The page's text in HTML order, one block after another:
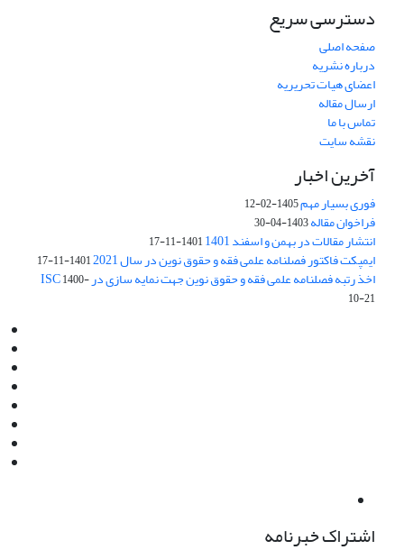
دسترسی سریع
صفحه اصلی
درباره نشریه
اعضای هیات تحریریه
ارسال مقاله
تماس با ما
نقشه سایت
آخرین اخبار
فوری بسیار مهم1405-02-12
فراخوان مقاله1403-04-30
انتشار مقالات در بهمن و اسفند 1401 1401-11-17
ایمپکت فاکتور فصلنامه علمی فقه و حقوق نوین در سال 2021 1401-11-17
اخذ رتبه فصلنامه علمی فقه و حقوق نوین جهت نمایه سازی در ISC1400-
10-21
اشتراک خبرنامه